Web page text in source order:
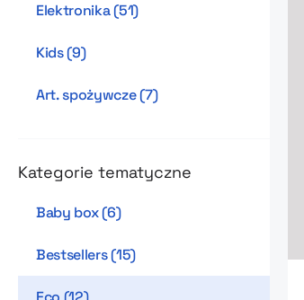
Elektronika(51)
Kids(9)
Art. spożywcze(7)
Kategorie tematyczne
Baby box(6)
Bestsellers(15)